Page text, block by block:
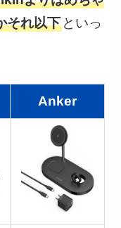
それ以下 といっ
Anker